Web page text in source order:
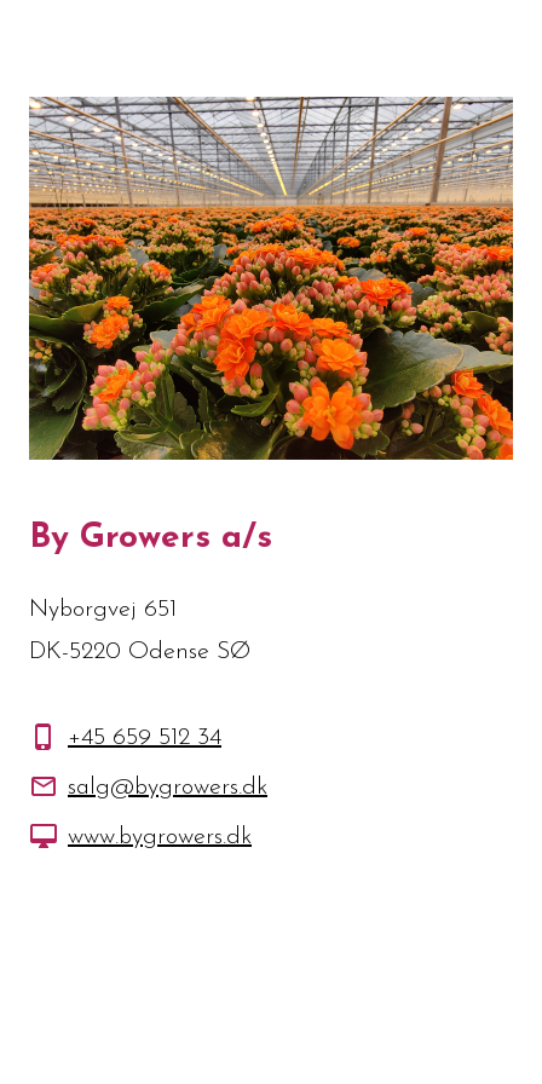
By Growers a/s
Nyborgvej 651
DK-5220 Odense SØ
+45 659 512 34
salg@bygrowers.dk
www.bygrowers.dk